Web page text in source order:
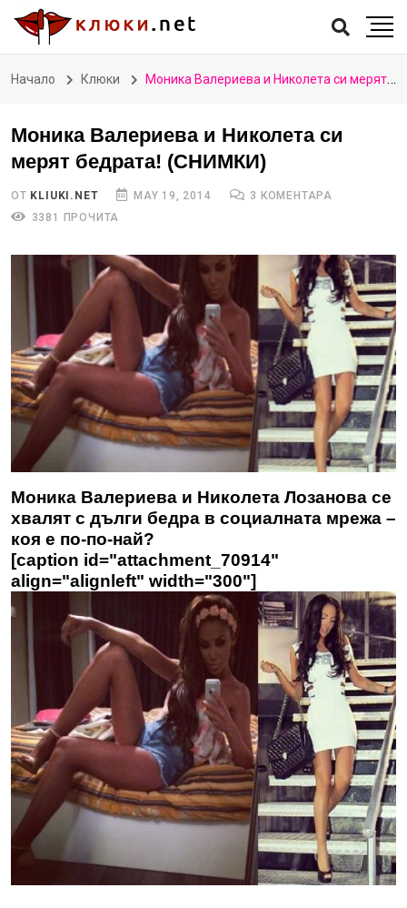
Начало Клюки Моника Валериева и Николета си мерят бедрата! (СНИМКИ)
Моника Валериева и Николета си
мерят бедрата! (СНИМКИ)
ОТ KLIUKI.NET MAY 19, 2014
3 КОМЕНТАРА
3381 ПРОЧИТА
Моника Валериева и Николета Лозанова се
хвалят с дълги бедра в социалната мрежа –
коя е по-по-най?
[caption id="attachment_70914"
align="alignleft" width="300"]